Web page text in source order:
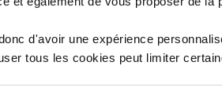
d'avoir une expérience
tous les cookies peut limiter